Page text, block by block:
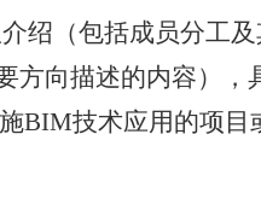
绍（包括成员分工
方向描述的内容），
BIM技术应用的项目